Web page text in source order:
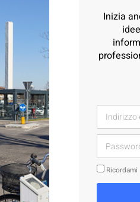
Inizia
Ricordami